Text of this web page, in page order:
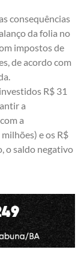
consequências
da folia no
impostos de
de acordo com
R$ 31
a
a
e os R$
o saldo negativo